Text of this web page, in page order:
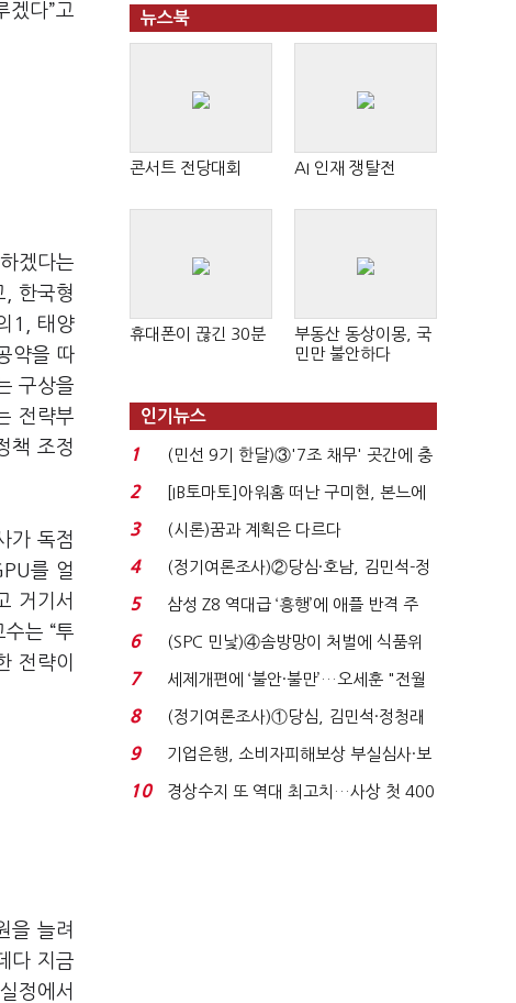
겠다”고
겠다는
, 한국형
1, 태양
약을 따
구상을
전략부
책 조정
가 독점
를 얼
거기서
는 “투
전략이
을 늘려
다 지금
정에서
뉴스북
콘서트 전당대회 AI 인재 쟁탈전
휴대폰이 끊긴 30분
부동산 동상이몽, 국
민만 불안하다
인기뉴스
1
(민선 9기 한달)③'7조 채무' 곳간에 충
격…추미애, 20년...
2
[IB토마토]아워홈 떠난 구미현, 본느에
340억 베팅…가...
3 (시론)꿈과 계획은 다르다
4
(정기여론조사)②당심·호남, 김민석-정
청래 '초접전'...
5
삼성 Z8 역대급 ‘흥행’에 애플 반격 주
목…9월 ‘폴...
6
(SPC 민낯)④솜방망이 처벌에 식품위
생법 위반 반복...
7
세제개편에 ‘불안·불만’…오세훈 "전월
세 구하기 더 ...
8
(정기여론조사)①당심, 김민석·정청래
'초접전'…대통령 ...
9
기업은행, 소비자피해보상 부실심사·보
이스피싱 공시 ...
10
경상수지 또 역대 최고치…사상 첫 400